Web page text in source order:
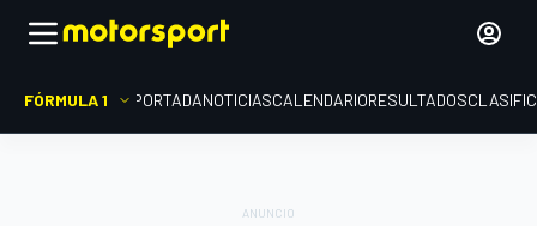
FÓRMULA 1 PORTADANOTICIASCALENDARIORESULTADOS